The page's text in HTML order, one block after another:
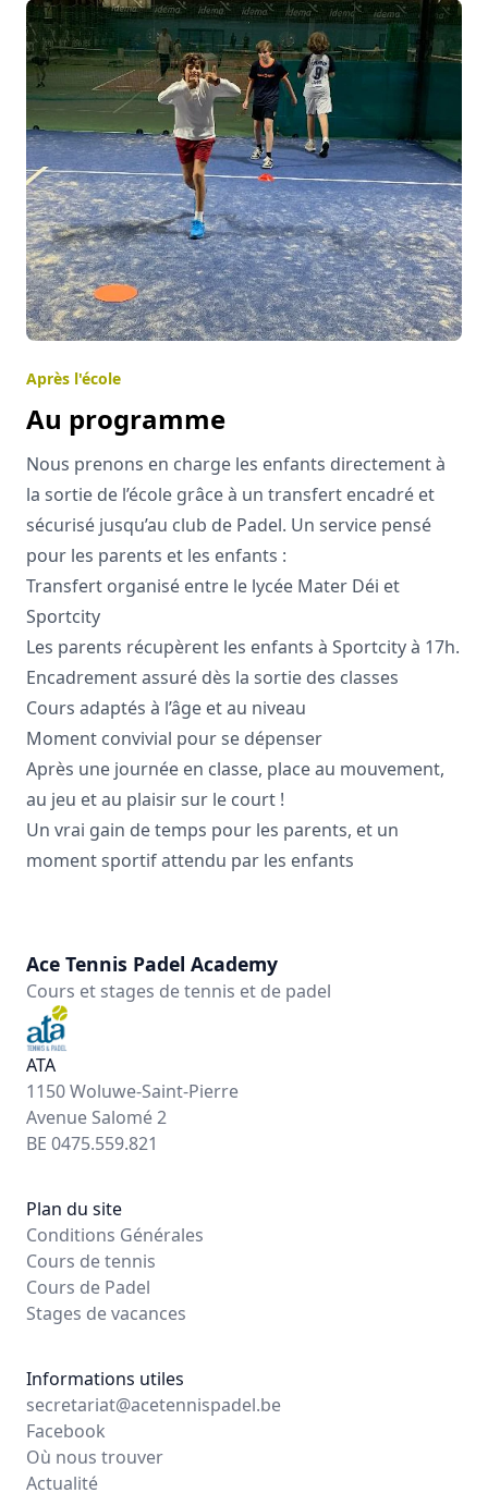
Après l'école
Au programme
Nous prenons en charge les enfants directement à
la sortie de l’école grâce à un transfert encadré et
sécurisé jusqu’au club de Padel. Un service pensé
pour les parents et les enfants :
Transfert organisé entre le lycée Mater Déi et
Sportcity
Les parents récupèrent les enfants à Sportcity à 17h.
Encadrement assuré dès la sortie des classes
Cours adaptés à l’âge et au niveau
Moment convivial pour se dépenser
Après une journée en classe, place au mouvement,
au jeu et au plaisir sur le court !
Un vrai gain de temps pour les parents, et un
moment sportif attendu par les enfants
Ace Tennis Padel Academy
Cours et stages de tennis et de padel
ATA
1150 Woluwe-Saint-Pierre
Avenue Salomé 2
BE 0475.559.821
Plan du site
Conditions Générales
Cours de tennis
Cours de Padel
Stages de vacances
Informations utiles
secretariat@acetennispadel.be
Facebook
Où nous trouver
Actualité